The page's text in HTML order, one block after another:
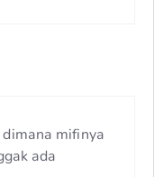
mifinya
ada